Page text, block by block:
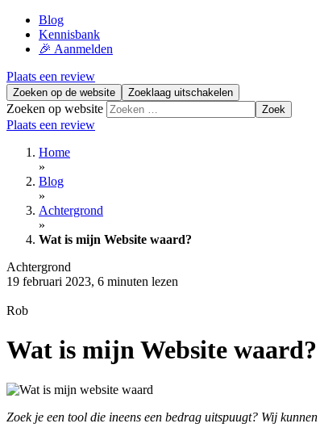
Blog
Kennisbank
🎉 Aanmelden
Plaats een review
Zoeken op de website Zoeklaag uitschakelen
Zoeken op website Zoek
Plaats een review
Home
»
Blog
»
Achtergrond
»
Wat is mijn Website waard?
Achtergrond
19 februari 2023, 6 minuten lezen
Rob
Wat is mijn Website waard?
Zoek je een tool die ineens een bedrag uitspuugt? Wij